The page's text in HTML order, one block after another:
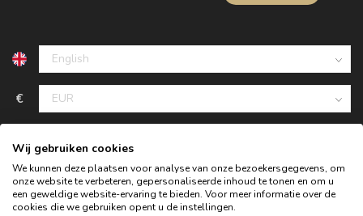
€
Wij gebruiken cookies
We kunnen deze plaatsen voor analyse van onze bezoekersgegevens, om
onze website te verbeteren, gepersonaliseerde inhoud te tonen en om u
een geweldige website-ervaring te bieden. Voor meer informatie over de
cookies die we gebruiken opent u de instellingen.